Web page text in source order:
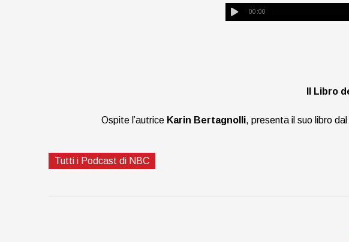
00:00
Il Libro
Ospite l’autrice Karin Bertagnolli, presenta il suo libro
Tutti i Podcast di NBC